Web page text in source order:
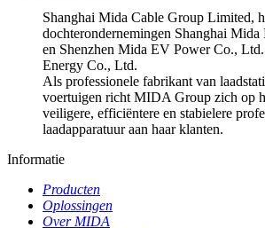
Shanghai Mida Cable Group Limited,
dochterondernemingen Shanghai
en Shenzhen Mida EV Power Co.,
Energy Co., Ltd.
Als professionele fabrikant van
voertuigen richt MIDA Group zich op
veiligere, efficiëntere en stabielere
laadapparatuur aan haar klanten.
Informatie
Producten
Oplossingen
Over MIDA